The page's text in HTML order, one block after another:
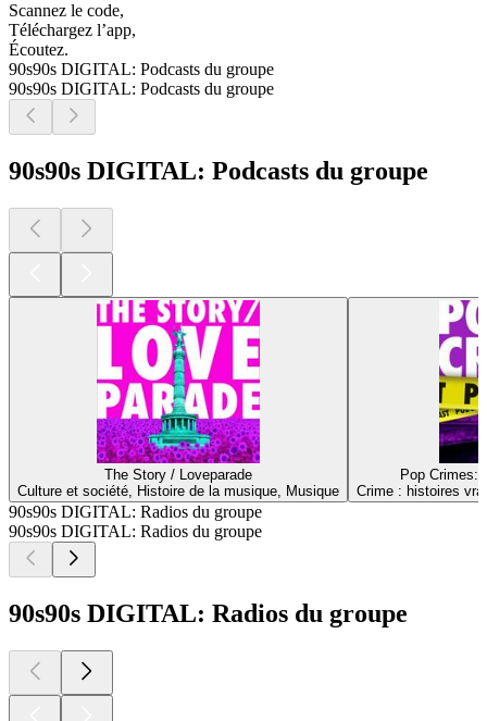
Scannez le code,
Téléchargez l’app,
Écoutez.
90s90s DIGITAL: Podcasts du groupe
90s90s DIGITAL: Podcasts du groupe
90s90s DIGITAL: Podcasts du groupe
The Story / Loveparade
Culture et société, Histoire de la musique, Musique
Pop Crimes:
Crime : histoires
90s90s DIGITAL: Radios du groupe
90s90s DIGITAL: Radios du groupe
90s90s DIGITAL: Radios du groupe